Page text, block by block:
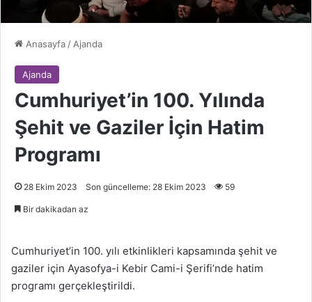
Anasayfa / Ajanda
Ajanda
Cumhuriyet’in 100. Yılında
Şehit ve Gaziler İçin Hatim
Programı
28 Ekim 2023 Son güncelleme: 28 Ekim 2023 59
Bir dakikadan az
Cumhuriyet’in 100. yılı etkinlikleri kapsamında şehit ve
gaziler için Ayasofya-i Kebir Cami-i Şerifi’nde hatim
programı gerçekleştirildi.